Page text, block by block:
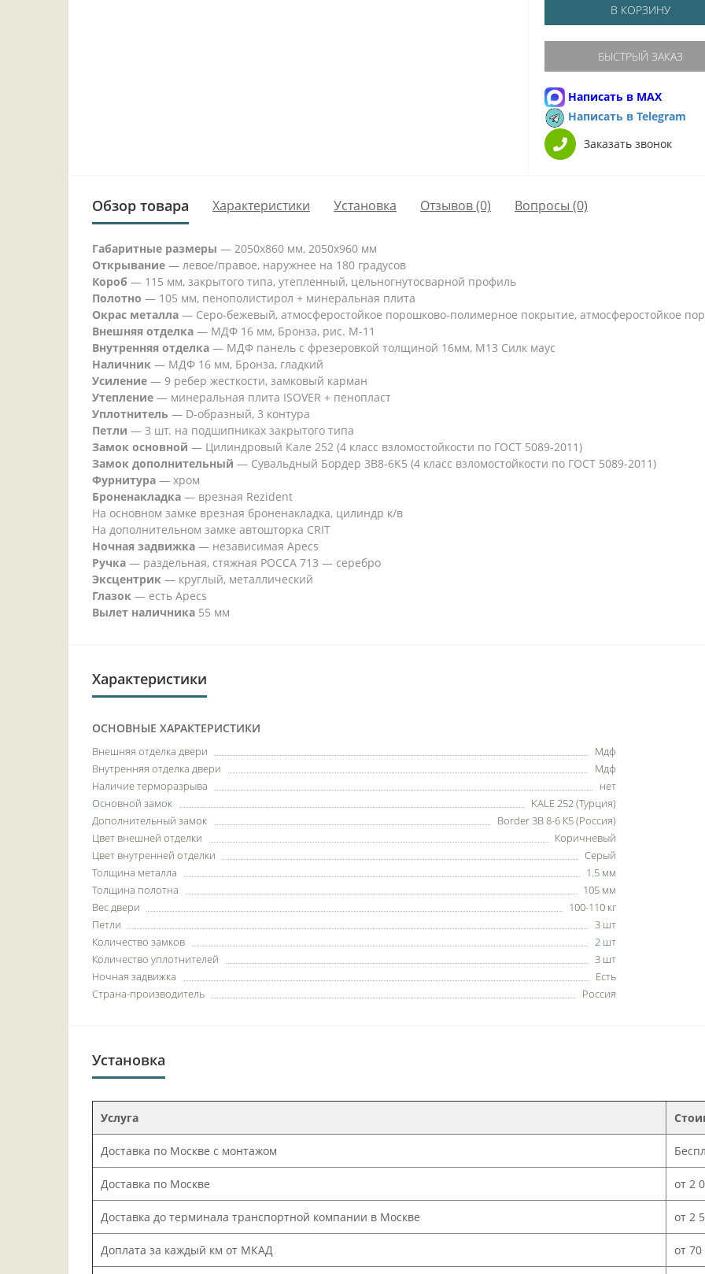
В КОРЗИНУ
БЫСТРЫЙ ЗАКАЗ
Написать в MAX
Написать в Telegram
Заказать звонок
Обзор товара Характеристики Установка Отзывов (0) Вопросы (0)
Габаритные размеры — 2050x860 мм, 2050x960 мм
Открывание — левое/правое, наружнее на 180 градусов
Короб — 115 мм, закрытого типа, утепленный, цельногнутосварной профиль
Полотно — 105 мм, пенополистирол + минеральная плита
Окрас металла — Серо-бежевый, атмосферостойкое порошково-полимерное покрытие, атмосферостойкое
Внешняя отделка — МДФ 16 мм, Бронза, рис. М-11
Внутренняя отделка — МДФ панель с фрезеровкой толщиной 16мм, M13 Силк маус
Наличник — МДФ 16 мм, Бронза, гладкий
Усиление — 9 ребер жесткости, замковый карман
Утепление — минеральная плита ISOVER + пенопласт
Уплотнитель — D-образный, 3 контура
Петли — 3 шт. на подшипниках закрытого типа
Замок основной — Цилиндровый Кале 252 (4 класс взломостойкости по ГОСТ 5089-2011)
Замок дополнительный — Сувальдный Бордер 3B8-6K5 (4 класс взломостойкости по ГОСТ 5089-2011)
Фурнитура — хром
Броненакладка — врезная Rezident
На основном замке врезная броненакладка, цилиндр к/в
На дополнительном замке автошторка CRIT
Ночная задвижка — независимая Apecs
Ручка — раздельная, стяжная РОССА 713 — серебро
Эксцентрик — круглый, металлический
Глазок — есть Apecs
Вылет наличника 55 мм
Характеристики
ОСНОВНЫЕ ХАРАКТЕРИСТИКИ
Внешняя отделка двери
Мдф
Внутренняя отделка двери
Мдф
Наличие терморазрыва
нет
Основной замок
KALE 252 (Турция)
Дополнительный замок
Border ЗВ 8-6 К5 (Россия)
Цвет внешней отделки
Коричневый
Цвет внутренней отделки
Серый
Толщина металла
1.5 мм
Толщина полотна
105 мм
Вес двери
100-110 кг
Петли
3 шт
Количество замков
2 шт
Количество уплотнителей
3 шт
Ночная задвижка
Есть
Страна-производитель
Россия
Установка
Услуга
Доставка по Москве с монтажом
Доставка по Москве от 2
Доставка до терминала транспортной компании в Москве от 2
Доплата за каждый км от МКАД от